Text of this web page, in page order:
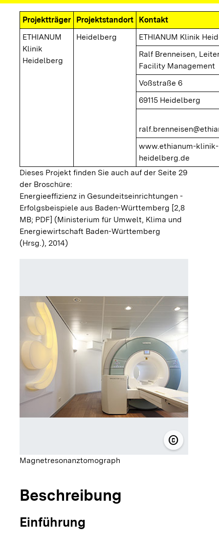
Projektträger Projektstandort
Kontakt
ETHIANUM
Klinik
Heidelberg
Heidelberg
ETHIANUM Klinik
Ralf Brenneisen,
Facility Management
Voßstraße 6
69115 Heidelberg
www.ethianum-klinik-
heidelberg.de
Dieses Projekt finden Sie auch auf der Seite 29
der Broschüre:
Energieeffizienz in Gesundeitseinrichtungen -
Erfolgsbeispiele aus Baden-Württemberg [2,8
MB; PDF] (Ministerium für Umwelt, Klima und
Energiewirtschaft Baden-Württemberg
(Hrsg.), 2014)
copyright
©
Magnetresonanztomograph
Beschreibung
Einführung